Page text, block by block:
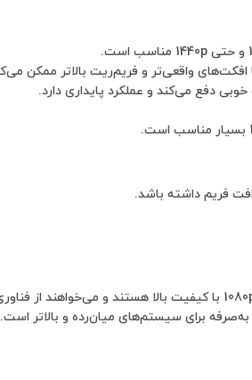
برای سیستم‌های میان‌رده و بالاتر است.